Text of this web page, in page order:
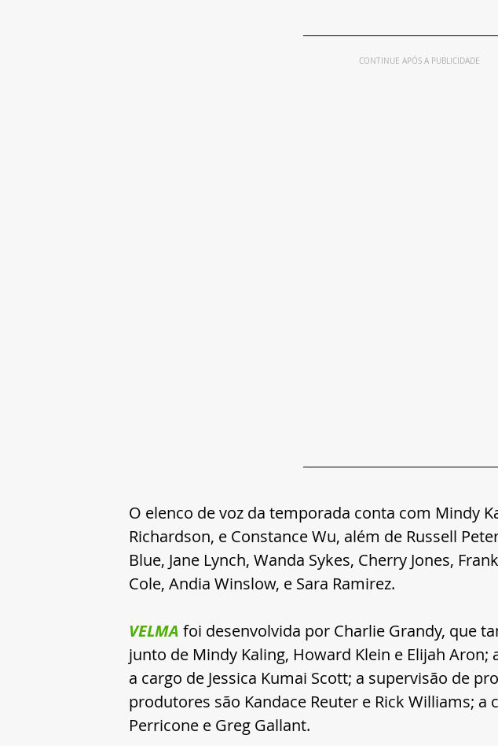
CONTINUE APÓS A PUBLICIDADE
O elenco de voz da temporada conta com Mindy
Richardson, e Constance Wu, além de Russell
Blue, Jane Lynch, Wanda Sykes, Cherry Jones,
Cole, Andia Winslow, e Sara Ramirez.
VELMA foi desenvolvida por Charlie Grandy, que
junto de Mindy Kaling, Howard Klein e Elijah Aron;
a cargo de Jessica Kumai Scott; a supervisão de
produtores são Kandace Reuter e Rick Williams; a
Perricone e Greg Gallant.